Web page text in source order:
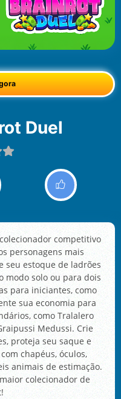
Duel
competitivo
personagens mais
seu estoque de ladrões
modo solo ou para dois
para iniciantes, como
sua economia para
como Tralalero
Medussi. Crie
proteja seu saque e
chapéus, óculos,
animais de estimação.
colecionador de